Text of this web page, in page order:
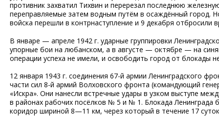
противник захватил Тихвин и перерезал последнюю
переправляемые затем водным путём в осаждённый город.
войска перешли в контрнаступление и 9 декабря отбросили
В январе — апреле 1942 г. ударные группировки
упорные бои на любанском, а в августе — октябре — на
операции успеха не имели, и освободить город от блокады
12 января 1943 г. соединения 67-й армии Ленинградского
части сил 8-й армий Волховского фронта (командующий
«Искра». Они нанесли встречные удары в узком выступе
в районах рабочих посёлков № 5 и № 1. Блокада
коридор шириной 8—11 км, через который в течение 17